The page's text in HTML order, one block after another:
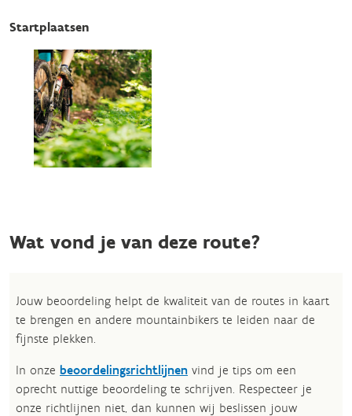
Startplaatsen
Wat vond je van deze route?
Jouw beoordeling helpt de kwaliteit van de routes in kaart
te brengen en andere mountainbikers te leiden naar de
fijnste plekken.
In onze beoordelingsrichtlijnen vind je tips om een
oprecht nuttige beoordeling te schrijven. Respecteer je
onze richtlijnen niet, dan kunnen wij beslissen jouw